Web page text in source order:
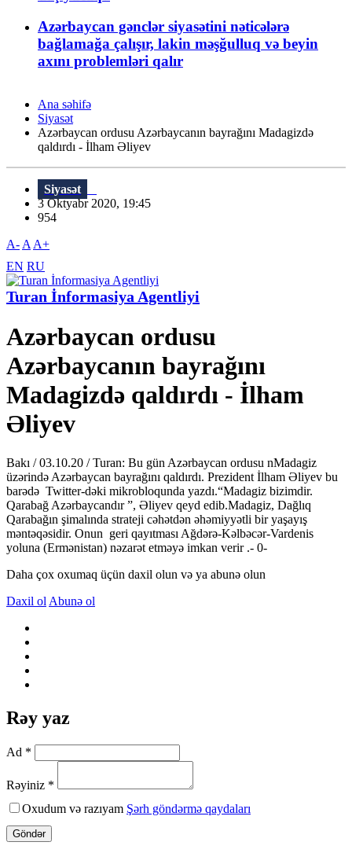
Azərbaycan gənclər siyasətini nəticələrə
bağlamağa çalışır, lakin məşğulluq və beyin
axını problemləri qalır
Ana səhifə
Siyasət
Azərbaycan ordusu Azərbaycanın bayrağını Madagizdə
qaldırdı - İlham Əliyev
Siyasət
3 Oktyabr 2020, 19:45
954
A- A A+
EN RU
Turan İnformasiya Agentliyi
Azərbaycan ordusu
Azərbaycanın bayrağını
Madagizdə qaldırdı - İlham
Əliyev
Bakı / 03.10.20 / Turan: Bu gün Azərbaycan ordusu nMadagiz
üzərində Azərbaycan bayrağını qaldırdı. Prezident İlham Əliyev bu
barədə Twitter-dəki mikrobloqunda yazdı.“Madagiz bizimdir.
Qarabağ Azərbaycandır ”, Əliyev qeyd edib.Madagiz, Dağlıq
Qarabağın şimalında strateji cəhətdən əhəmiyyətli bir yaşayış
məntəqəsidir. Onun geri qayıtması Ağdərə-Kəlbəcər-Vardenis
yoluna (Ermənistan) nəzarət etməyə imkan verir .- 0-
Daha çox oxumaq üçün daxil olun və ya abunə olun
Daxil ol Abunə ol
Rəy yaz
Ad *
Rəyiniz *
Oxudum və razıyam Şərh göndərmə qaydaları
Göndər